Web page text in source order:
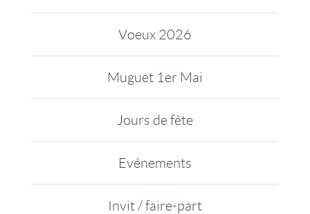
Voeux 2026
Muguet 1er Mai
Jours de fête
Evénements
Invit / faire-part